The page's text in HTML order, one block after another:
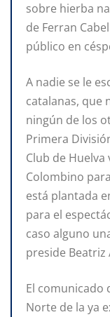
sobre hierba
de Ferran
público en
A nadie se le
catalanas, que
ningún de los
Primera
Club de
Colombino
está plantada
para el
caso alguno
preside Beatriz
El comunicado
Norte de la ya